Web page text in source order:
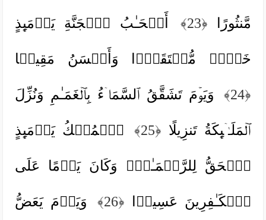
مَّنثُورًا ﴿23﴾ أَصۡحَـٰبُ ٱلۡجَنَّةِ یَوۡمَىِٕذٍ
خَیۡرࣱ مُّسۡتَقَرࣰّا وَأَحۡسَنُ مَقِیلࣰا
﴿24﴾ وَیَوۡمَ تَشَقَّقُ ٱلسَّمَاۤءُ بِٱلۡغَمَـٰمِ وَنُزِّلَ
ٱلۡمَلَـٰۤىِٕكَةُ تَنزِیلًا ﴿25﴾ ٱلۡمُلۡكُ یَوۡمَىِٕذٍ
ٱلۡحَقُّ لِلرَّحۡمَـٰنِۚ وَكَانَ یَوۡمًا عَلَى
ٱلۡكَـٰفِرِینَ عَسِیرࣰا ﴿26﴾ وَیَوۡمَ یَعَضُّ